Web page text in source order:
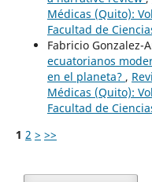
Médicas (Quito):
Facultad de
Fabricio Gonzalez-
ecuatorianos
en el planeta? ,
Médicas (Quito):
Facultad de
1 2 > >>